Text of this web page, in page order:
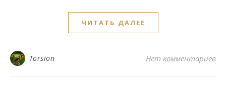
ЧИТАТЬ ДАЛЕЕ
Torsion Нет комментариев